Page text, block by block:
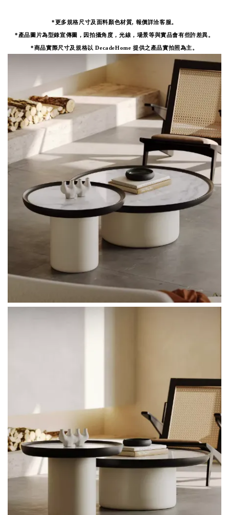
*更多規格尺寸及面料顏色材質, 報價詳洽客服。
*產品圖片為型錄宣傳圖，因拍攝角度，光線，場景等與實品會有些許差異。
*商品實際尺寸及規格以 DecadeHome 提供之產品實拍照為主。